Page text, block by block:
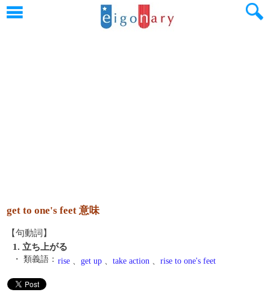
get to one's feet 意味
【句動詞】
1. 立ち上がる
・ 類義語： rise 、 get up 、 take action 、 rise to one's feet